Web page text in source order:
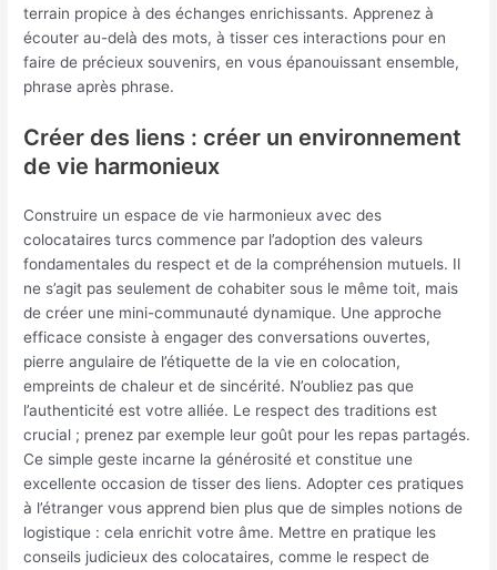
terrain propice à des échanges enrichissants. Apprenez à
écouter au-delà des mots, à tisser ces interactions pour en
faire de précieux souvenirs, en vous épanouissant ensemble,
phrase après phrase.
Créer des liens : créer un environnement
de vie harmonieux
Construire un espace de vie harmonieux avec des
colocataires turcs commence par l’adoption des valeurs
fondamentales du respect et de la compréhension mutuels. Il
ne s’agit pas seulement de cohabiter sous le même toit, mais
de créer une mini-communauté dynamique. Une approche
efficace consiste à engager des conversations ouvertes,
pierre angulaire de l’étiquette de la vie en colocation,
empreints de chaleur et de sincérité. N’oubliez pas que
l’authenticité est votre alliée. Le respect des traditions est
crucial ; prenez par exemple leur goût pour les repas partagés.
Ce simple geste incarne la générosité et constitue une
excellente occasion de tisser des liens. Adopter ces pratiques
à l’étranger vous apprend bien plus que de simples notions de
logistique : cela enrichit votre âme. Mettre en pratique les
conseils judicieux des colocataires, comme le respect de